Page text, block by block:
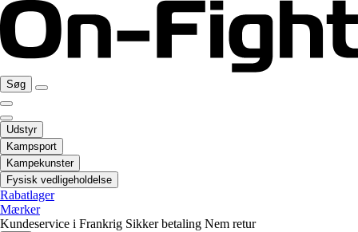
Søg
Udstyr
Kampsport
Kampekunster
Fysisk vedligeholdelse
Rabatlager
Mærker
Kundeservice i Frankrig Sikker betaling Nem retur